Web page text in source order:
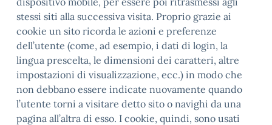
stessi siti alla successiva visita. Proprio grazie ai
cookie un sito ricorda le azioni e preferenze
dell’utente (come, ad esempio, i dati di login, la
lingua prescelta, le dimensioni dei caratteri, altre
impostazioni di visualizzazione, ecc.) in modo che
non debbano essere indicate nuovamente quando
l’utente torni a visitare detto sito o navighi da una
pagina all’altra di esso. I cookie, quindi, sono usati